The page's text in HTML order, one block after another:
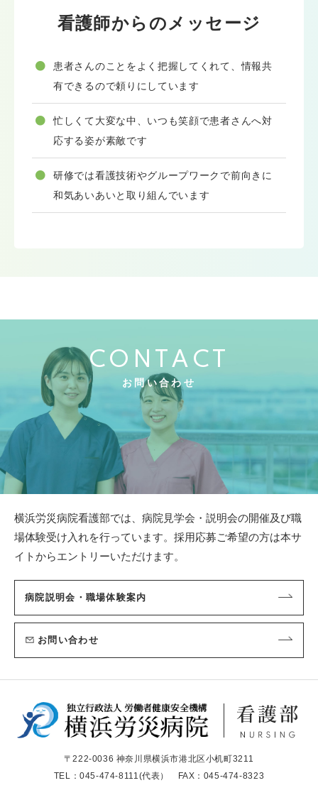
看護師からのメッセージ
患者さんのことをよく把握してくれて、情報共
有できるので頼りにしています
忙しくて大変な中、いつも笑顔で患者さんへ対
応する姿が素敵です
研修では看護技術やグループワークで前向きに
和気あいあいと取り組んでいます
CONTACT
お問い合わせ
横浜労災病院看護部では、病院見学会・説明会の開催及び職
場体験受け入れを行っています。 採用応募ご希望の方は本サ
イトからエントリーいただけます。
病院説明会・職場体験案内
お問い合わせ
〒222-0036 神奈川県横浜市港北区小机町3211
TEL：045-474-8111(代表） FAX：045-474-8323